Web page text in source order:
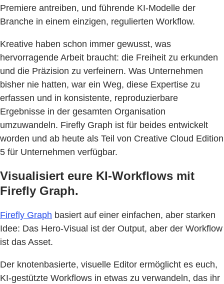
Premiere antreiben, und führende KI-Modelle der
Branche in einem einzigen, regulierten Workflow.
Kreative haben schon immer gewusst, was
hervorragende Arbeit braucht: die Freiheit zu erkunden
und die Präzision zu verfeinern. Was Unternehmen
bisher nie hatten, war ein Weg, diese Expertise zu
erfassen und in konsistente, reproduzierbare
Ergebnisse in der gesamten Organisation
umzuwandeln. Firefly Graph ist für beides entwickelt
worden und ab heute als Teil von Creative Cloud Edition
5 für Unternehmen verfügbar.
Visualisiert eure KI-Workflows mit
Firefly Graph.
Firefly Graph basiert auf einer einfachen, aber starken
Idee: Das Hero-Visual ist der Output, aber der Workflow
ist das Asset.
Der knotenbasierte, visuelle Editor ermöglicht es euch,
KI-gestützte Workflows in etwas zu verwandeln, das ihr